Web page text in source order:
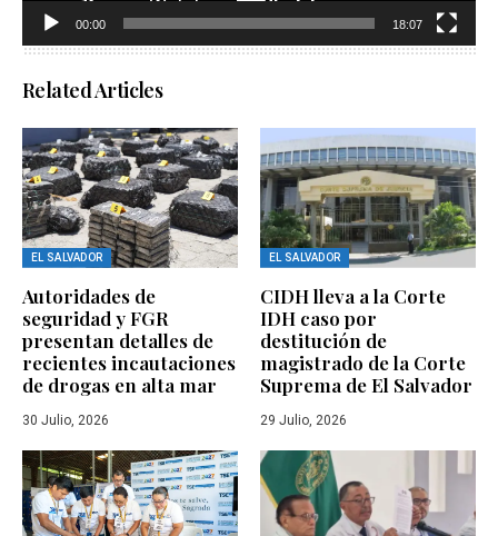
00:00 18:07
Related Articles
EL SALVADOR
Autoridades de
seguridad y FGR
presentan detalles de
recientes incautaciones
de drogas en alta mar
30 Julio, 2026
EL SALVADOR
CIDH lleva a la Corte
IDH caso por
destitución de
magistrado de la Corte
Suprema de El Salvador
29 Julio, 2026